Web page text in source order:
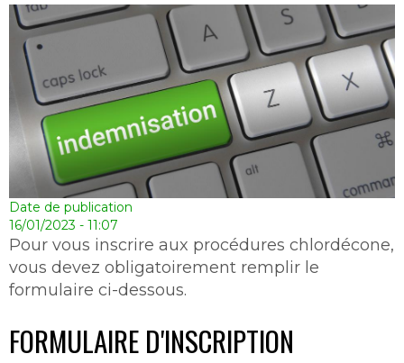
Date de publication
16/01/2023 - 11:07
Pour vous inscrire aux procédures chlordécone,
vous devez obligatoirement remplir le
formulaire ci-dessous.
FORMULAIRE D'INSCRIPTION